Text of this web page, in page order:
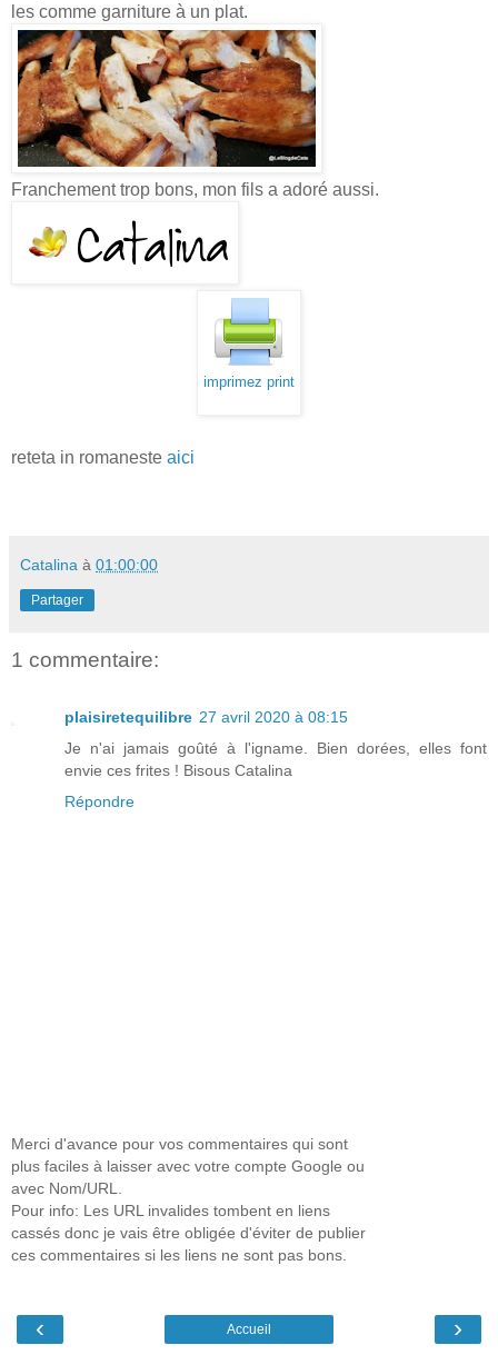
les comme garniture à un plat.
Franchement trop bons, mon fils a adoré aussi.
imprimez print
reteta in romaneste aici
Catalina à 01:00:00
Partager
1 commentaire:
plaisiretequilibre 27 avril 2020 à 08:15
Je n'ai jamais goûté à l'igname. Bien dorées, elles font
envie ces frites ! Bisous Catalina
Répondre
Merci d'avance pour vos commentaires qui sont
plus faciles à laisser avec votre compte Google ou
avec Nom/URL.
Pour info: Les URL invalides tombent en liens
cassés donc je vais être obligée d'éviter de publier
ces commentaires si les liens ne sont pas bons.
‹ ›
Accueil